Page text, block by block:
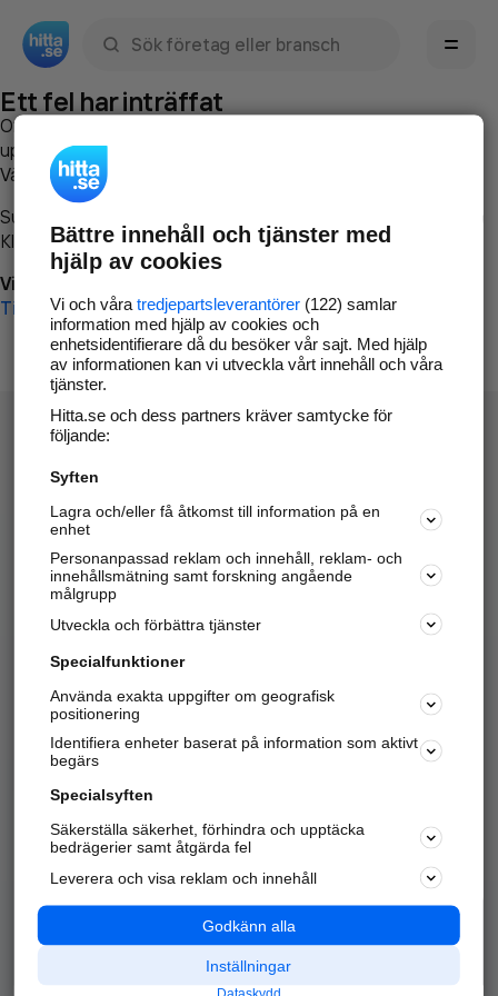
Ett fel har inträffat
Om du vill kan du
uppstod så att vi lättare och snabbare kan avhjälpa det.
Vänligen försök med följande:
Surfa till
Klicka påTillbaka-knappen i webbläsaren och försök igen
Vi beklagar besväret!
Till startsidan
Hitta.se - Gratis nummerupplysning.
Sök företag, personer och platser.
Hitta telefonnummer, adresser, företagsinfo mm.
Marknadsför företaget
Kom igång och annonsera mot
samarbetspartners nära dig.
Alla kategorier
Populära sökningar
API & Kartor
Annonsera
Integritet
Nödnummer
Bättre innehåll och tjänster med
hjälp av cookies
Vi och våra tredjepartsleverantörer(122) samlar
information med hjälp av cookies och
enhetsidentifierare då du besöker vår sajt. Med hjälp
av informationen kan vi utveckla vårt innehåll och våra
tjänster.
Hitta.se och dess partners kräver samtycke för
följande:
Syften
Lagra och/eller få åtkomst till information på en
enhet
Personanpassad reklam och innehåll, reklam- och
innehållsmätning samt forskning angående
målgrupp
Utveckla och förbättra tjänster
Specialfunktioner
Använda exakta uppgifter om geografisk
positionering
Identifiera enheter baserat på information som aktivt
begärs
Specialsyften
Säkerställa säkerhet, förhindra och upptäcka
bedrägerier samt åtgärda fel
Leverera och visa reklam och innehåll
Godkänn alla
Inställningar
Dataskydd